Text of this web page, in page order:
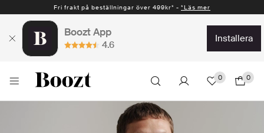
Fri frakt på beställningar över 499kr* - *Läs mer
Snabb leverans 1-2 vardagar* -*Läs mer
Boozt App
4.6
installera
0 0